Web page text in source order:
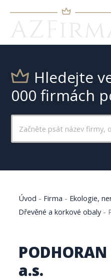
Hledejte
000 firmách
Úvod - Firma - Ekologie,
Dřevěné a korkové obaly-
a.s.